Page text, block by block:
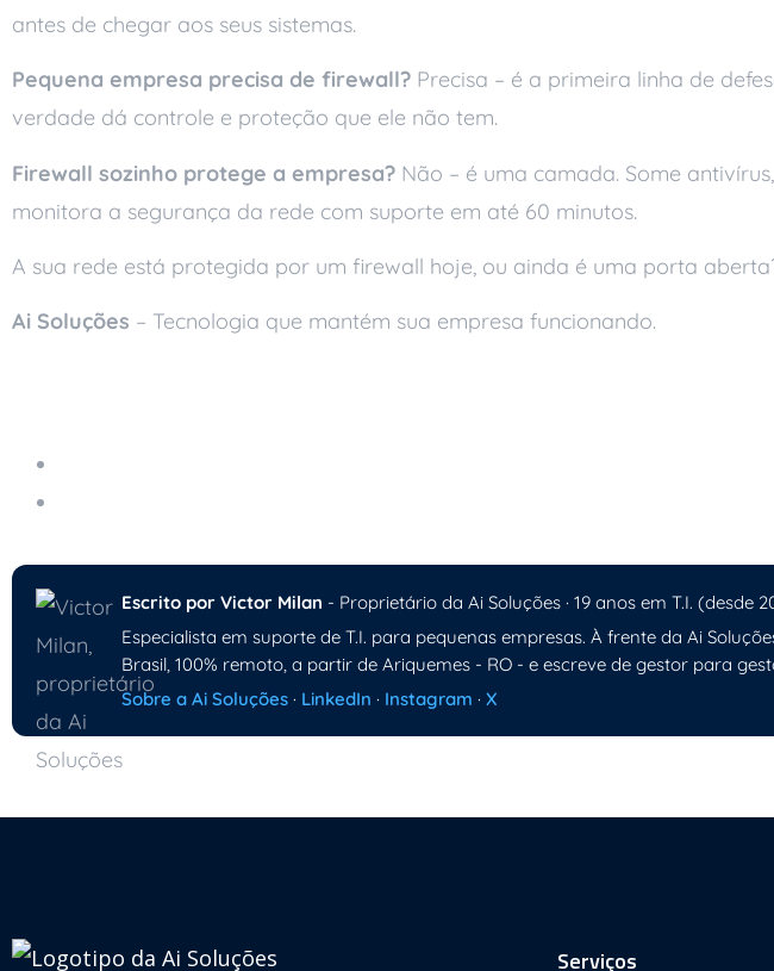
antes de chegar aos seus sistemas.
Pequena empresa precisa de firewall? Precisa – é a primeira linha de
verdade dá controle e proteção que ele não tem.
Firewall sozinho protege a empresa? Não – é uma camada. Some
monitora a segurança da rede com suporte em até 60 minutos.
A sua rede está protegida por um firewall hoje, ou ainda é uma porta
Ai Soluções – Tecnologia que mantém sua empresa funcionando.
Escrito por Victor Milan - Proprietário da Ai Soluções · 19 anos em T.I. (desde
Especialista em suporte de T.I. para pequenas empresas. À frente da Ai
Brasil, 100% remoto, a partir de Ariquemes - RO - e escreve de gestor para
Sobre a Ai Soluções · LinkedIn · Instagram · X
Serviços